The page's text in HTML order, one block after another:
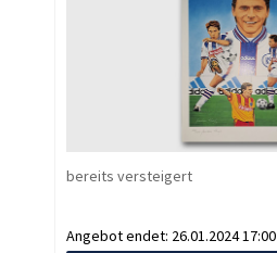
bereits versteigert
Angebot endet: 26.01.2024 17:00